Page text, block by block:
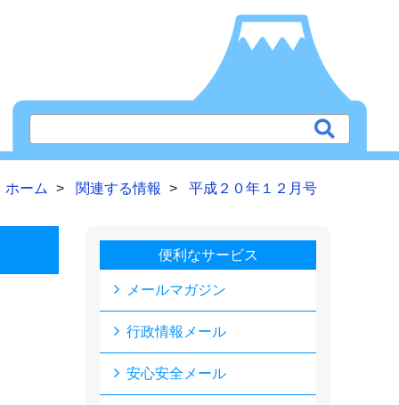
ホーム 関連する情報 平成２０年１２月号
便利なサービス
メールマガジン
行政情報メール
安心安全メール